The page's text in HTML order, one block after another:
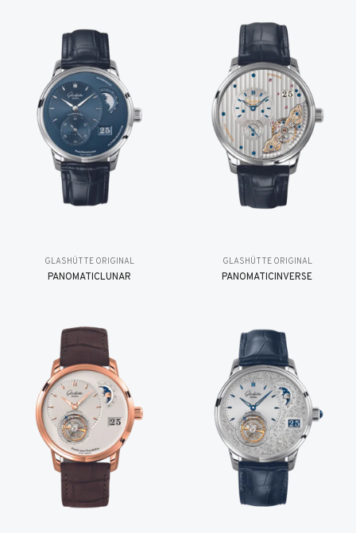
GLASHÜTTE ORIGINAL
PANOMATICLUNAR
GLASHÜTTE ORIGINAL
PANOMATICINVERSE